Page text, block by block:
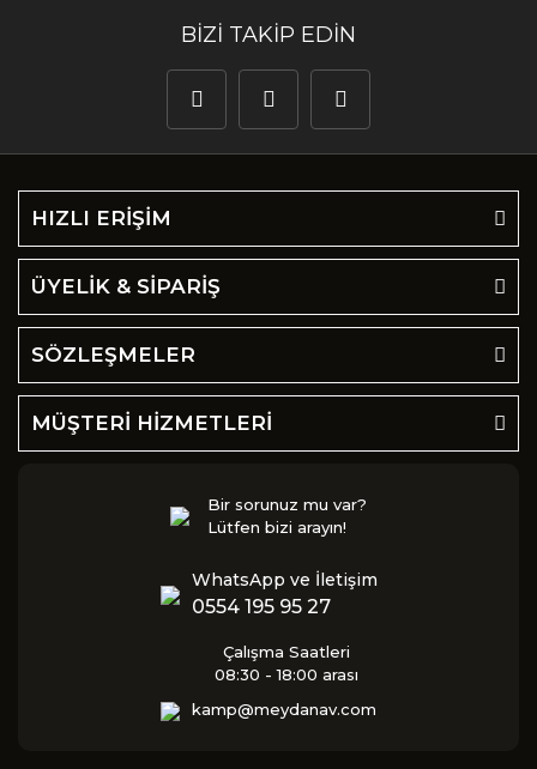
BİZİ TAKİP EDİN
HIZLI ERİŞİM
ÜYELİK & SİPARİŞ
SÖZLEŞMELER
MÜŞTERİ HİZMETLERİ
Bir sorunuz mu var?
Lütfen bizi arayın!
WhatsApp ve İletişim
0554 195 95 27
Çalışma Saatleri
08:30 - 18:00 arası
kamp@meydanav.com